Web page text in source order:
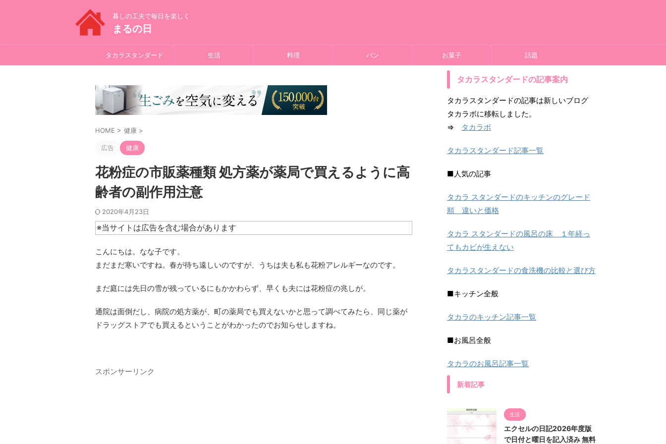
暮しの工夫で毎日を楽しく
まるの日
タカラスタンダード 生活 料理 パン お菓子 話題
HOME > 健康 >
広告 健康
花粉症の市販薬種類 処方薬が薬局で買えるように高
齢者の副作用注意
2020年4月23日
※当サイトは広告を含む場合があります
こんにちは。なな子です。
まだまだ寒いですね。春が待ち遠しいのですが、うちは夫も私も花粉アレルギーなのです。
まだ庭には先日の雪が残っているにもかかわらず、早くも夫には花粉症の兆しが。
通院は面倒だし、病院の処方薬が、町の薬局でも買えないかと思って調べてみたら、同じ薬が
ドラッグストアでも買えるということがわかったのでお知らせしますね。
スポンサーリンク
タカラスタンダードの記事案内
タカラスタンダードの記事は新しいブログ
タカラボに移転しました。
⇒
タカラボ
タカラスタンダード記事一覧
■人気の記事
タカラ スタンダードのキッチンのグレード
順 違いと価格
タカラ スタンダードの風呂の床 １年経っ
てもカビが生えない
タカラスタンダードの食洗機の比較と選び方
■キッチン全般
タカラのキッチン記事一覧
■お風呂全般
タカラのお風呂記事一覧
新着記事
生活
エクセルの日記2026年度版
で日付と曜日を記入済み 無料